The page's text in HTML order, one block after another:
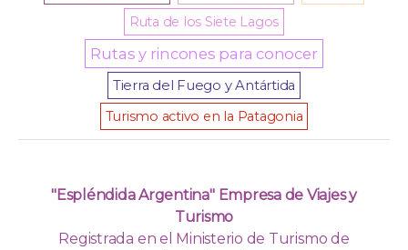
Ruta de los Siete Lagos
Rutas y rincones para conocer
Tierra del Fuego y Antártida
Turismo activo en la Patagonia
"Espléndida Argentina" Empresa de Viajes y
Turismo
Registrada en el Ministerio de Turismo de